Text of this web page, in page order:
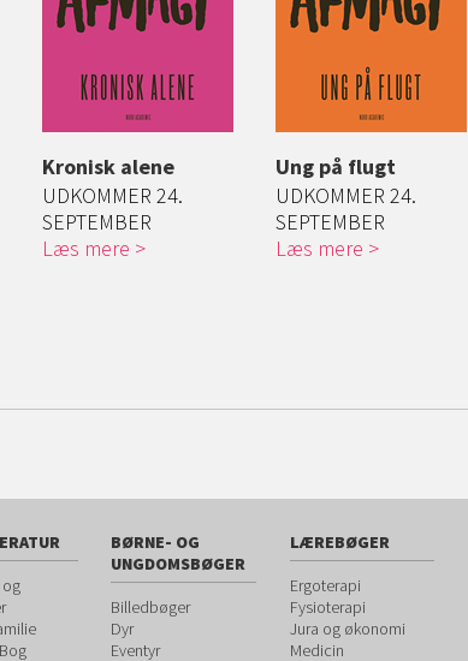
Kronisk alene
UDKOMMER 24.
SEPTEMBER
Læs mere
Ung på flugt
UDKOMMER 24.
SEPTEMBER
Læs mere
BØRNE- OG
UNGDOMSBØGER
Billedbøger
Dyr
Eventyr
LÆREBØGER
Ergoterapi
Fysioterapi
Jura og økonomi
Medicin